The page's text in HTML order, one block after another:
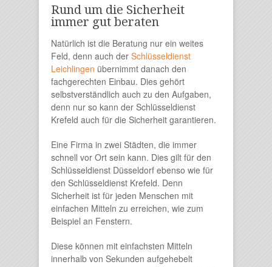
Rund um die Sicherheit
immer gut beraten
Natürlich ist die Beratung nur ein weites
Feld, denn auch der Schlüsseldienst
Leichlingen übernimmt danach den
fachgerechten Einbau. Dies gehört
selbstverständlich auch zu den Aufgaben,
denn nur so kann der Schlüsseldienst
Krefeld auch für die Sicherheit garantieren.
Eine Firma in zwei Städten, die immer
schnell vor Ort sein kann. Dies gilt für den
Schlüsseldienst Düsseldorf ebenso wie für
den Schlüsseldienst Krefeld. Denn
Sicherheit ist für jeden Menschen mit
einfachen Mitteln zu erreichen, wie zum
Beispiel an Fenstern.
Diese können mit einfachsten Mitteln
innerhalb von Sekunden aufgehebelt